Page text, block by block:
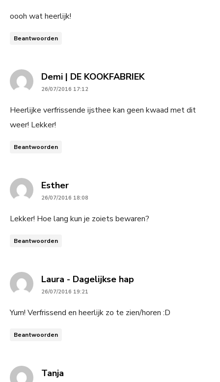
oooh wat heerlijk!
Beantwoorden
Demi | DE KOOKFABRIEKsays:
26/07/2016 17:12
Heerlijke verfrissende ijsthee kan geen kwaad met dit
weer! Lekker!
Beantwoorden
Esthersays:
26/07/2016 18:08
Lekker! Hoe lang kun je zoiets bewaren?
Beantwoorden
Laura - Dagelijkse hap
26/07/2016 19:21
Yum! Verfrissend en heerlijk zo te zien/horen :D
Beantwoorden
Tanja